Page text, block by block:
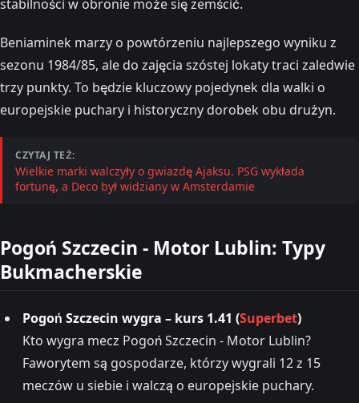
stabilności w obronie może się zemścić.
Beniaminek marzy o powtórzeniu najlepszego wyniku z
sezonu 1984/85, ale do zajęcia szóstej lokaty traci zaledwie
trzy punkty. To będzie kluczowy pojedynek dla walki o
europejskie puchary i historyczny dorobek obu drużyn.
CZYTAJ TEŻ:
Wielkie marki walczyły o gwiazdę Ajaksu. PSG wykłada
fortunę, a Deco był widziany w Amsterdamie
Pogoń Szczecin - Motor Lublin: Typy
Bukmacherskie
Pogoń Szczecin wygra – kurs 1.41 (Superbet)
Kto wygra mecz Pogoń Szczecin - Motor Lublin?
Faworytem są gospodarze, którzy wygrali 12 z 15
meczów u siebie i walczą o europejskie puchary.